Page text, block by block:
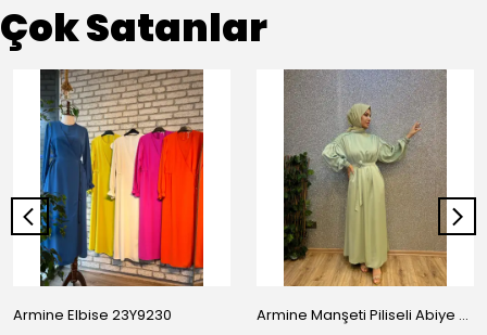
Çok Satanlar
Armine Elbise 23Y9230 Armine Manşeti Piliseli Abiye Elbise 23Y9617